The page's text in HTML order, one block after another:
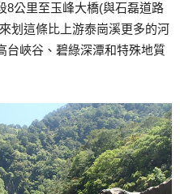
8公里至玉峰大橋(與石磊道路
划這條比上游泰崗溪更多的河
台峽谷、碧綠深潭和特殊地質